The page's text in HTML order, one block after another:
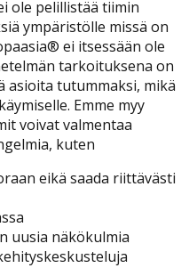
ole pelillistää tiimin
ympäristölle missä on
ei itsessään ole
tarkoituksena on
asioita tutummaksi, mikä
Emme myy
voivat valmentaa
kuten
eikä saada riittävästi
uusia näkökulmia